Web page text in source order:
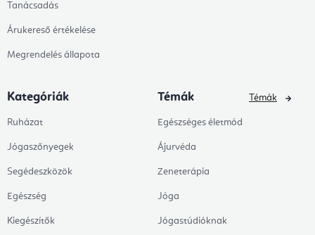
Tanácsadás
Árukereső értékelése
Megrendelés állapota
Kategóriák
Ruházat
Jógaszőnyegek
Segédeszközök
Egészség
Kiegészítők
Témák
Egészséges életmód
Ájurvéda
Zeneterápia
Jóga
Jógastúdióknak
Témák